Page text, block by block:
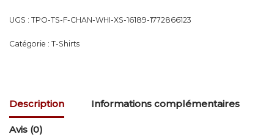
UGS : TPO-TS-F-CHAN-WHI-XS-16189-1772866123
Catégorie : T-Shirts
Description Informations complémentaires
Avis (0)